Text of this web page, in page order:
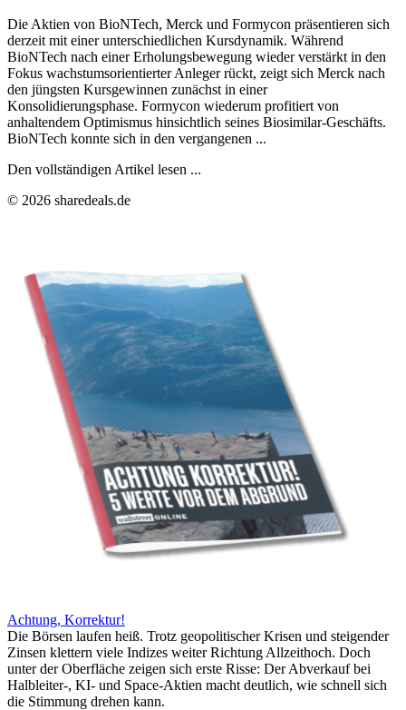
Die Aktien von BioNTech, Merck und Formycon präsentieren sich
derzeit mit einer unterschiedlichen Kursdynamik. Während
BioNTech nach einer Erholungsbewegung wieder verstärkt in den
Fokus wachstumsorientierter Anleger rückt, zeigt sich Merck nach
den jüngsten Kursgewinnen zunächst in einer
Konsolidierungsphase. Formycon wiederum profitiert von
anhaltendem Optimismus hinsichtlich seines Biosimilar-Geschäfts.
BioNTech konnte sich in den vergangenen ...
Den vollständigen Artikel lesen ...
© 2026 sharedeals.de
Achtung, Korrektur!
Die Börsen laufen heiß. Trotz geopolitischer Krisen und steigender
Zinsen klettern viele Indizes weiter Richtung Allzeithoch. Doch
unter der Oberfläche zeigen sich erste Risse: Der Abverkauf bei
Halbleiter-, KI- und Space-Aktien macht deutlich, wie schnell sich
die Stimmung drehen kann.